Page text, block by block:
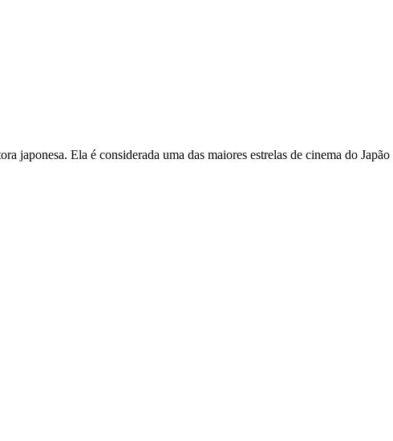
Ela é considerada uma das maiores estrelas de cinema do